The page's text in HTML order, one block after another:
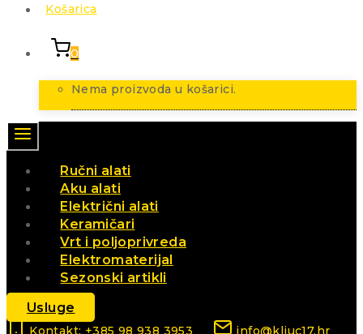
Košarica
0
Nema proizvoda u košarici.
Ručni alati
Aku alati
Električni alati
Keramičari
Vrt i poljoprivreda
Elektromaterijal
Sezonski artikli
Usluge
Kontakt: +385 98 938 3953 info@kljuc17.hr